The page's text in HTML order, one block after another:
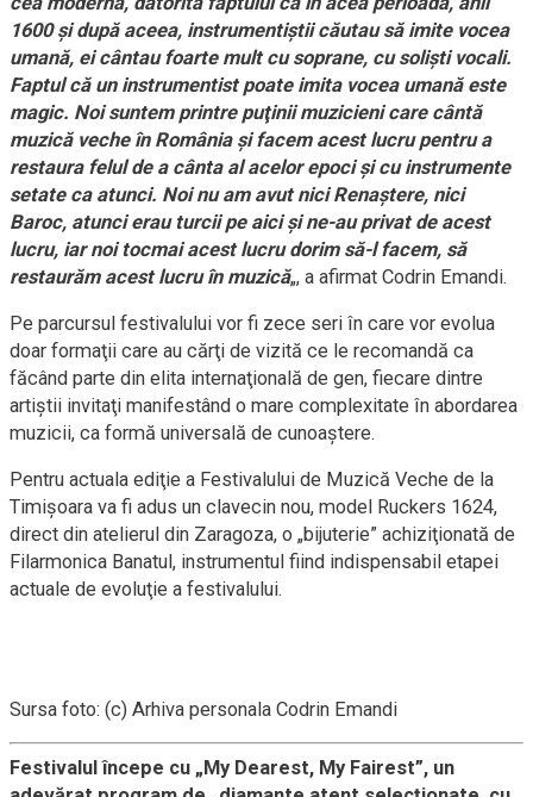
1600 şi după aceea, instrumentiştii căutau să imite vocea
umană, ei cântau foarte mult cu soprane, cu solişti vocali.
Faptul că un instrumentist poate imita vocea umană este
magic. Noi suntem printre puţinii muzicieni care cântă
muzică veche în România şi facem acest lucru pentru a
restaura felul de a cânta al acelor epoci şi cu instrumente
setate ca atunci. Noi nu am avut nici Renaştere, nici
Baroc, atunci erau turcii pe aici şi ne-au privat de acest
lucru, iar noi tocmai acest lucru dorim să-l facem, să
restaurăm acest lucru în muzică„, a afirmat Codrin Emandi.
Pe parcursul festivalului vor fi zece seri în care vor evolua
doar formaţii care au cărţi de vizită ce le recomandă ca
făcând parte din elita internaţională de gen, fiecare dintre
artiştii invitaţi manifestând o mare complexitate în abordarea
muzicii, ca formă universală de cunoaştere.
Pentru actuala ediţie a Festivalului de Muzică Veche de la
Timişoara va fi adus un clavecin nou, model Ruckers 1624,
direct din atelierul din Zaragoza, o „bijuterie” achiziţionată de
Filarmonica Banatul, instrumentul fiind indispensabil etapei
actuale de evoluţie a festivalului.
Sursa foto: (c) Arhiva personala Codrin Emandi
Festivalul începe cu „My Dearest, My Fairest”, un